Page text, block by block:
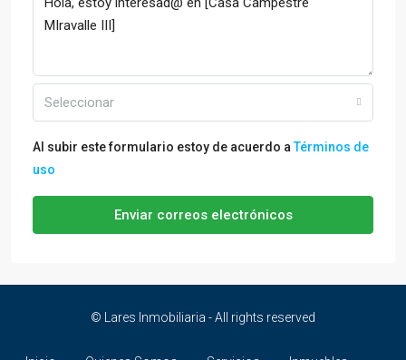
Seleccionar
Al subir este formulario estoy de acuerdo aTérminos de
uso
Enviar correos electrónicos
© Lares Inmobiliaria - All rights reserved